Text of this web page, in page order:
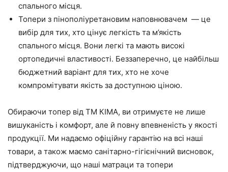
спального місця.
Топери з пінополіуретановим наповнювачем — це
вибір для тих, хто цінує легкість та м’якість
спального місця. Вони легкі та мають високі
ортопедичні властивості. Беззаперечно, це найбільш
бюджетний варіант для тих, хто не хоче
компромітувати якість за доступною ціною.
Обираючи топер від ТМ КІМА, ви отримуєте не лише
вишуканість і комфорт, але й повну впевненість у якості
продукції. Ми надаємо офіційну гарантію на всі наші
товари, а також маємо санітарно-гігієнічний висновок,
підтверджуючи, що наші матраци та топери